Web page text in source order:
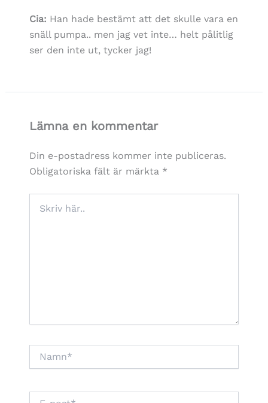
Cia: Han hade bestämt att det skulle vara en
snäll pumpa.. men jag vet inte… helt pålitlig
ser den inte ut, tycker jag!
Lämna en kommentar
Din e-postadress kommer inte publiceras.
Obligatoriska fält är märkta *
här..